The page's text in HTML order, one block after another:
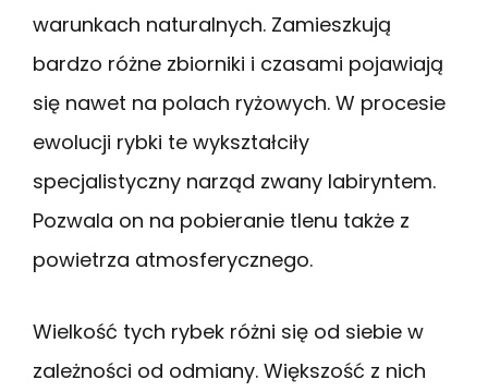
warunkach naturalnych. Zamieszkują
bardzo różne zbiorniki i czasami pojawiają
się nawet na polach ryżowych. W procesie
ewolucji rybki te wykształciły
specjalistyczny narząd zwany labiryntem.
Pozwala on na pobieranie tlenu także z
powietrza atmosferycznego.
Wielkość tych rybek różni się od siebie w
zależności od odmiany. Większość z nich